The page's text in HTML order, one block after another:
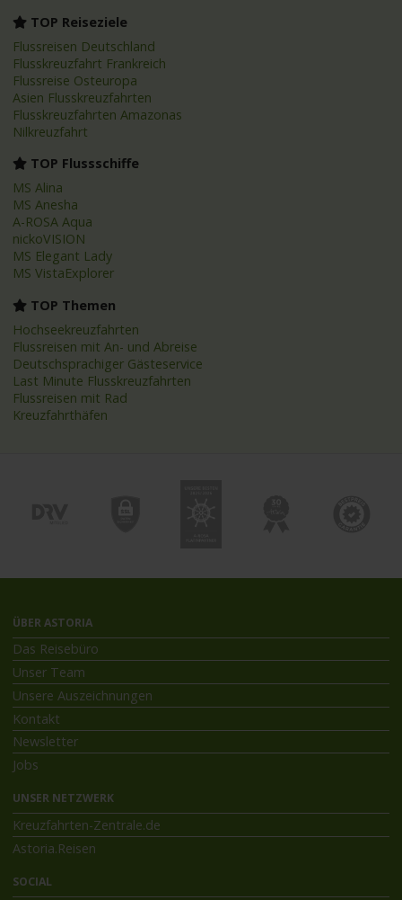
TOP Reiseziele
Flussreisen Deutschland
Flusskreuzfahrt Frankreich
Flussreise Osteuropa
Asien Flusskreuzfahrten
Flusskreuzfahrten Amazonas
Nilkreuzfahrt
TOP Flussschiffe
MS Alina
MS Anesha
A-ROSA Aqua
nickoVISION
MS Elegant Lady
MS VistaExplorer
TOP Themen
Hochseekreuzfahrten
Flussreisen mit An- und Abreise
Deutschsprachiger Gästeservice
Last Minute Flusskreuzfahrten
Flussreisen mit Rad
Kreuzfahrthäfen
ÜBER ASTORIA
Das Reisebüro
Unser Team
Unsere Auszeichnungen
Kontakt
Newsletter
Jobs
UNSER NETZWERK
Kreuzfahrten-Zentrale.de
Astoria.Reisen
SOCIAL